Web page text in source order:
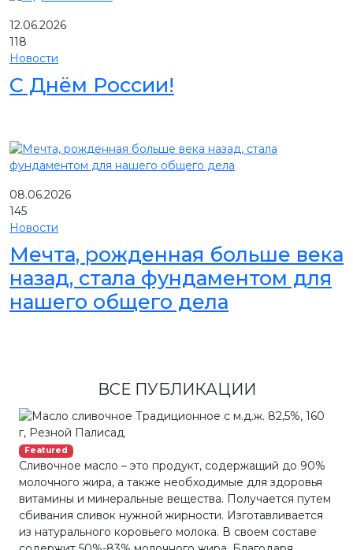
12.06.2026
118
Новости
С Днём России!
08.06.2026
145
Новости
Мечта, рожденная больше века
назад, стала фундаментом для
нашего общего дела
ВСЕ ПУБЛИКАЦИИ
Featured
Сливочное масло – это продукт, содержащий до 90%
молочного жира, а также необходимые для здоровья
витамины и минеральные вещества. Получается путем
сбивания сливок нужной жирности. Изготавливается
из натурального коровьего молока. В своем составе